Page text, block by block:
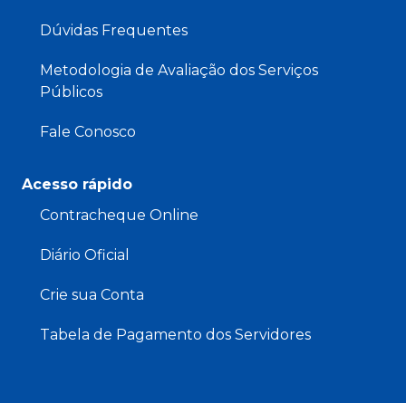
Dúvidas Frequentes
Metodologia de Avaliação dos Serviços
Públicos
Fale Conosco
Acesso rápido
Contracheque Online
Diário Oficial
Crie sua Conta
Tabela de Pagamento dos Servidores